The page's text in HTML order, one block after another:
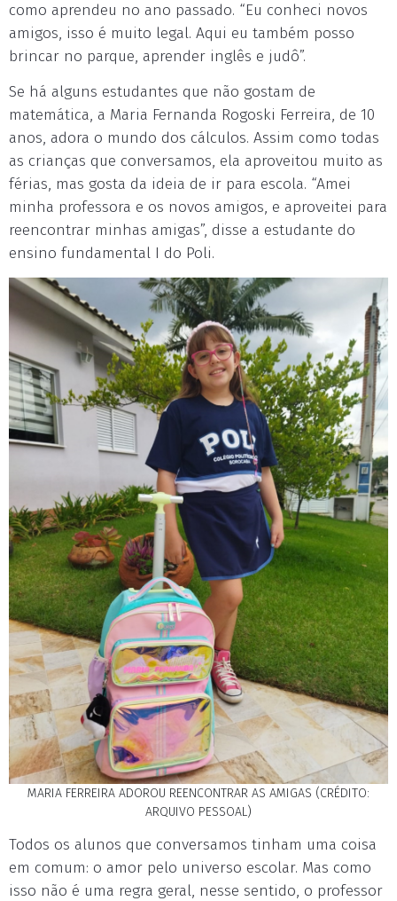
como aprendeu no ano passado. “Eu conheci novos
amigos, isso é muito legal. Aqui eu também posso
brincar no parque, aprender inglês e judô”.
Se há alguns estudantes que não gostam de
matemática, a Maria Fernanda Rogoski Ferreira, de 10
anos, adora o mundo dos cálculos. Assim como todas
as crianças que conversamos, ela aproveitou muito as
férias, mas gosta da ideia de ir para escola. “Amei
minha professora e os novos amigos, e aproveitei para
reencontrar minhas amigas”, disse a estudante do
ensino fundamental I do Poli.
MARIA FERREIRA ADOROU REENCONTRAR AS AMIGAS (CRÉDITO:
ARQUIVO PESSOAL)
Todos os alunos que conversamos tinham uma coisa
em comum: o amor pelo universo escolar. Mas como
isso não é uma regra geral, nesse sentido, o professor